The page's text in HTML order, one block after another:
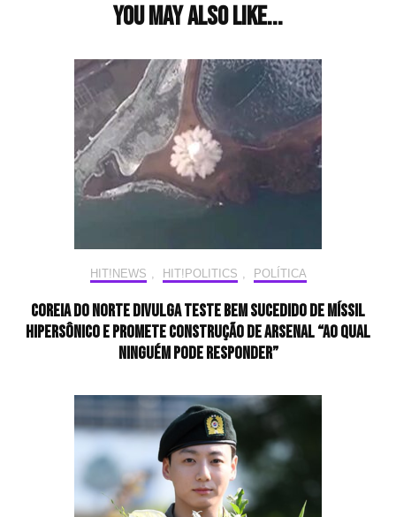
You may also like...
HIT!NEWS , HIT!POLITICS , POLÍTICA
Coreia do Norte divulga teste bem sucedido de míssil
hipersônico e promete construção de arsenal “ao qual
ninguém pode responder”